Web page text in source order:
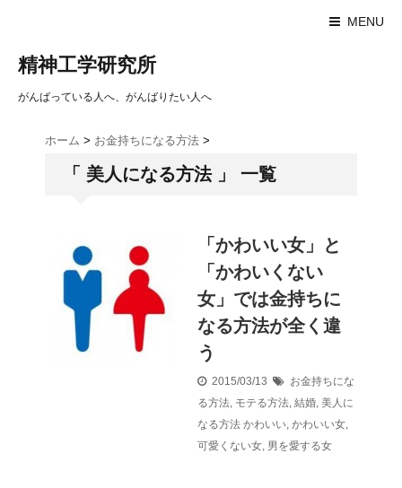
MENU
精神工学研究所
がんばっている人へ、がんばりたい人へ
ホーム > お金持ちになる方法 >
「 美人になる方法 」 一覧
「かわいい女」と
「かわいくない
女」では金持ちに
なる方法が全く違
う
2015/03/13
お金持ちにな
る方法, モテる方法, 結婚, 美人に
なる方法 かわいい, かわいい女,
可愛くない女, 男を愛する女